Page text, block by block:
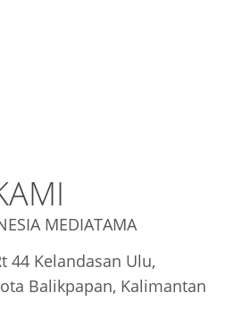
MEDIATAMA
44 Kelandasan Ulu,
Balikpapan, Kalimantan